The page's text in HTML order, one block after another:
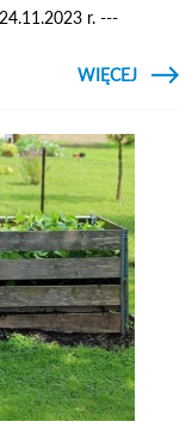
r. ---
CZYTAJ
WIĘCEJ